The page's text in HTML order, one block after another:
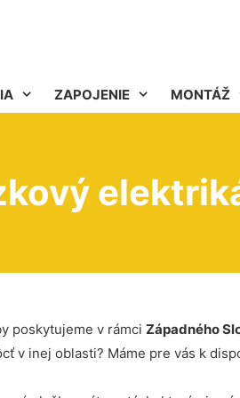
ZAPOJENIE MONTÁŽ
poskytujeme v rámci Západného
v inej oblasti? Máme pre vás k